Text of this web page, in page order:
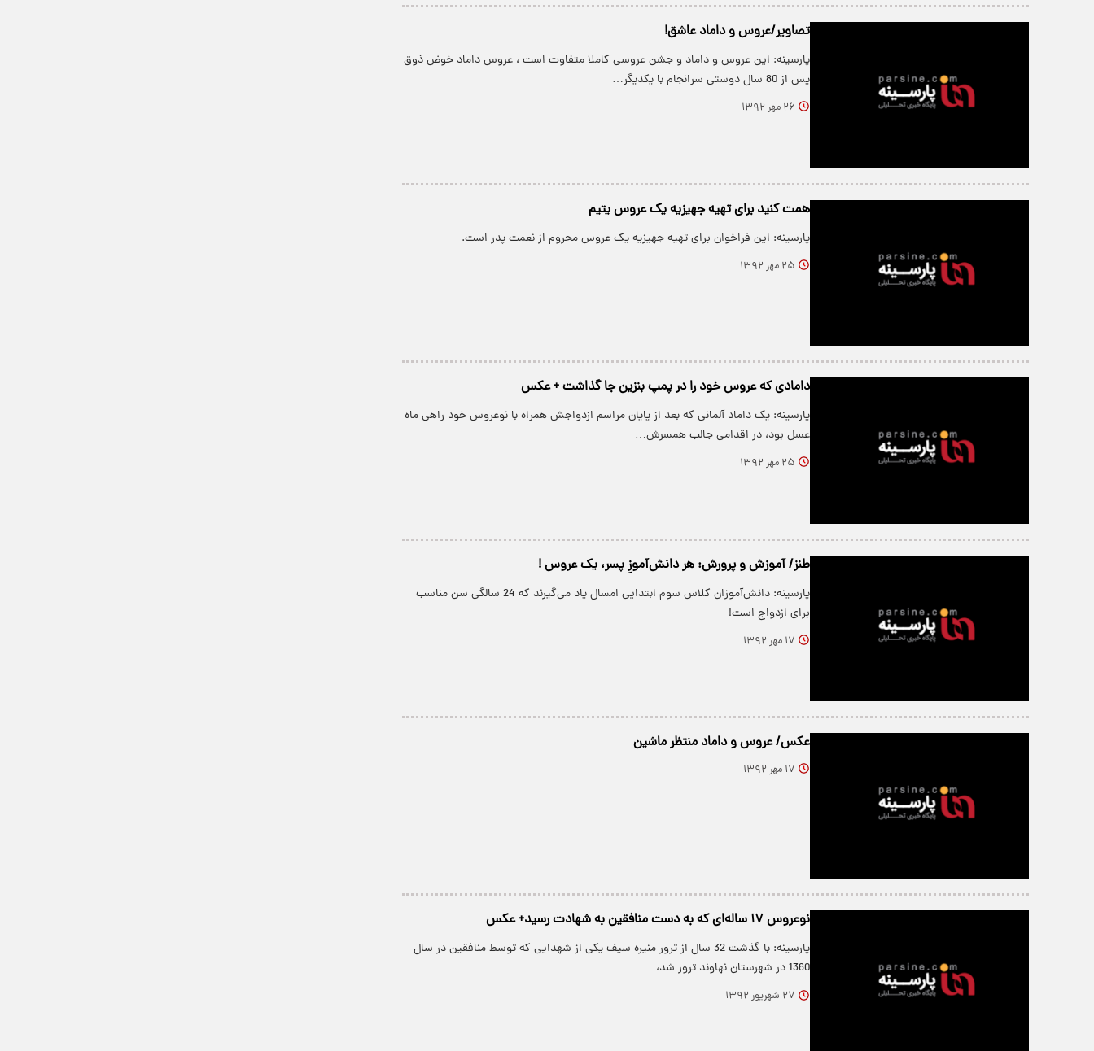
تصاویر/عروس و داماد عاشق!
پارسینه: این عروس و داماد و جشن عروسی کاملا متفاوت است ، عروس داماد خوض ذوق
پس از 80 سال دوستی سرانجام با یکدیگر…
۲۶ مهر ۱۳۹۲
همت کنید برای تهیه جهیزیه یک عروس یتیم
پارسینه: این فراخوان برای تهیه جهیزیه یک عروس محروم از نعمت پدر است.
۲۵ مهر ۱۳۹۲
دامادی که عروس خود را در پمپ بنزین جا گذاشت + عکس
پارسینه: یک داماد آلمانی که بعد از پایان مراسم ازدواجش همراه با نوعروس خود راهی ماه
عسل بود، در اقدامی جالب همسرش…
۲۵ مهر ۱۳۹۲
طنز/ آموزش و پرورش: هر دانش‌آموزِ پسر، یک عروس !
پارسینه: دانش‌آموزان کلاس سوم ابتدایی امسال یاد می‌گیرند که 24 سالگی سن مناسب
برای ازدواج است!
۱۷ مهر ۱۳۹۲
عکس/ عروس و داماد منتظر ماشین
۱۷ مهر ۱۳۹۲
نو‌عروس ۱۷ ساله‌ای که به دست منافقین به شهادت رسید+ عکس
پارسینه: با گذشت 32 سال از ترور منیره سیف یکی از شهدایی که توسط منافقین در سال
1360 در شهرستان نهاوند ترور شد،…
۲۷ شهریور ۱۳۹۲